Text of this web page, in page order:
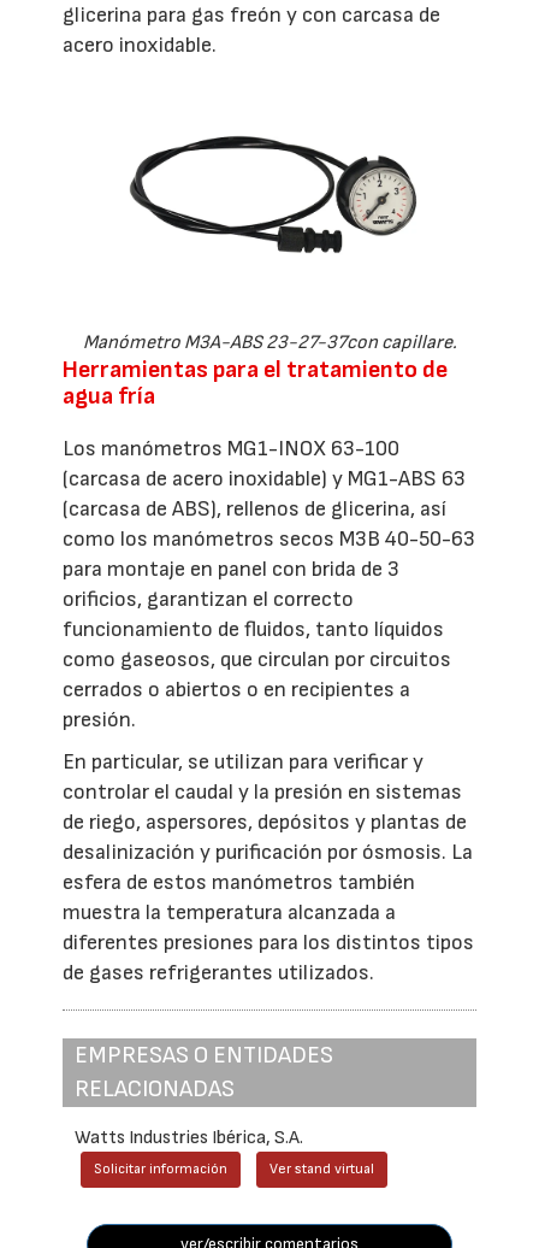
glicerina para gas freón y con carcasa de
acero inoxidable.
Manómetro M3A-ABS 23-27-37con capillare.
Herramientas para el tratamiento de
agua fría
Los manómetros MG1-INOX 63-100
(carcasa de acero inoxidable) y MG1-ABS 63
(carcasa de ABS), rellenos de glicerina, así
como los manómetros secos M3B 40-50-63
para montaje en panel con brida de 3
orificios, garantizan el correcto
funcionamiento de fluidos, tanto líquidos
como gaseosos, que circulan por circuitos
cerrados o abiertos o en recipientes a
presión.
En particular, se utilizan para verificar y
controlar el caudal y la presión en sistemas
de riego, aspersores, depósitos y plantas de
desalinización y purificación por ósmosis. La
esfera de estos manómetros también
muestra la temperatura alcanzada a
diferentes presiones para los distintos tipos
de gases refrigerantes utilizados.
EMPRESAS O ENTIDADES
RELACIONADAS
Watts Industries Ibérica, S.A.
Solicitar información Ver stand virtual